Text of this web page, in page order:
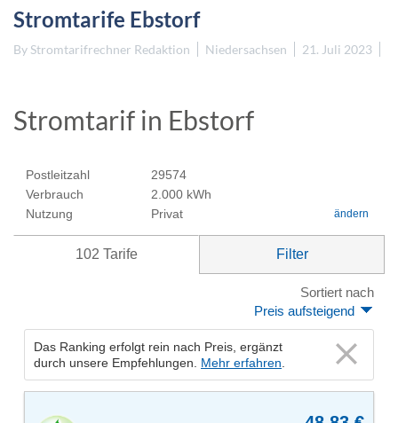
Stromtarife Ebstorf
By Stromtarifrechner Redaktion Niedersachsen 21. Juli 2023
Stromtarif in Ebstorf